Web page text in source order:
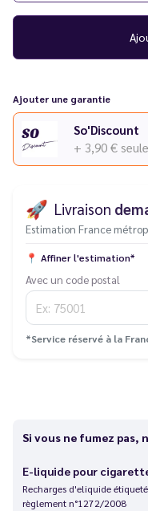
Ajouter une garantie
So'Discount
+ 3,90 €
🚀 Livraison
Estimation France
📍 Affiner l'estimation*
Avec un code postal
*Service réservé à la
Si vous ne fumez pas,
E-liquide pour
Recharges d'eliquide
règlement n°1272/2008